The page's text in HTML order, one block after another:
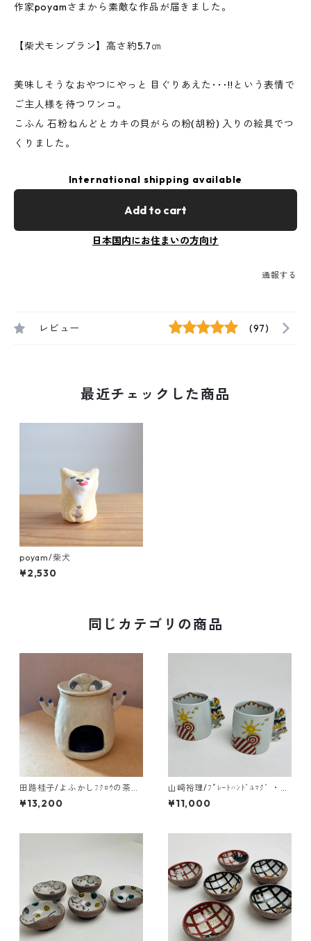
作家poyamさまから素敵な作品が届きました。
【柴犬モンブラン】高さ約5.7㎝
美味しそうなおやつにやっと 目ぐりあえた･･･!!という表情で
ご主人様を待つワンコ。
こふん 石粉ねんどとカキの貝がらの粉(胡粉) 入りの絵具でつ
くりました。
International shipping available
Add to cart
日本国内にお住まいの方向け
通報する
レビュー (97)
最近チェックした商品
poyam/柴犬
¥2,530
同じカテゴリの商品
田路桂子/よふかしﾌｸﾛｳの茶香
炉
¥13,200
山﨑裕理/ﾌﾟﾚｰﾄﾊﾝﾄﾞﾙﾏｸﾞ ・ﾌﾞ
ﾚｰﾒﾝの音楽隊
¥11,000